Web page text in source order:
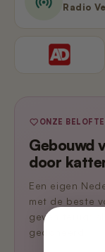
Radio
ONZE BELOFTE
Gebouwd
door
Een eigen
met de beste
geven terug:
gedoneerd.